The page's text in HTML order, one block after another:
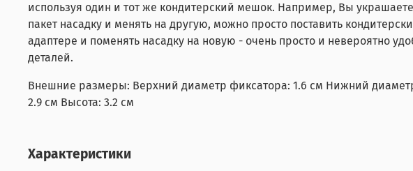
используя один и тот же кондитерский мешок. Например, Вы
пакет насадку и менять на другую, можно просто поставить
адаптере и поменять насадку на новую - очень просто и невероятно
деталей.
Внешние размеры: Верхний диаметр фиксатора: 1.6 см Нижний
2.9 см Высота: 3.2 см
Характеристики